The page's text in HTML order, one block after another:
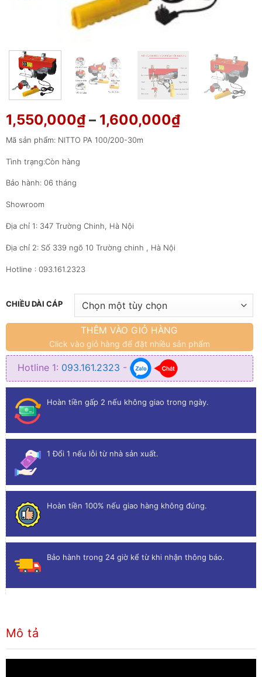
1,550,000₫ – 1,600,000₫Khoảng
Mã sản phẩm: NITTO PA 100/200-30m
Tình trạng:Còn hàng
Bảo hành: 06 tháng
Showroom
Địa chỉ 1: 347 Trường Chinh, Hà Nội
Địa chỉ 2: Số 339 ngõ 10 Trường chinh , Hà Nội
Hotline : 093.161.2323
CHIỀU DÀI CÁP
THÊM VÀO GIỎ HÀNG
Click vào giỏ hàng để đặt nhiều sản phẩm
Hotline 1: 093.161.2323 -
Hoàn tiền gấp 2 nếu không giao trong ngày.
1 Đổi 1 nếu lỗi từ nhà sản xuất.
Hoàn tiền 100% nếu giao hàng không đúng.
Bảo hành trong 24 giờ kể từ khi nhận thông báo.
Mô tả